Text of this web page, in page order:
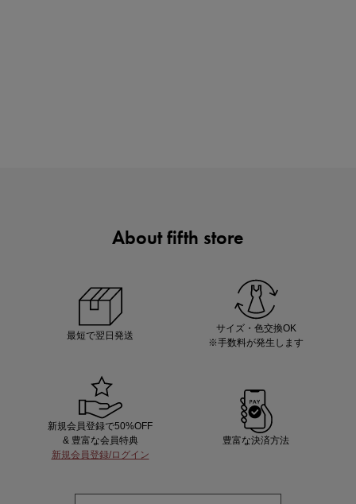
About fifth store
最短で翌日発送
サイズ・色交換OK
※手数料が発生します
新規会員登録で50%OFF
& 豊富な会員特典
新規会員登録/ログイン
豊富な決済方法